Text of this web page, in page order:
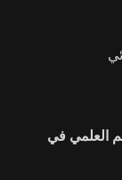
العلمي في